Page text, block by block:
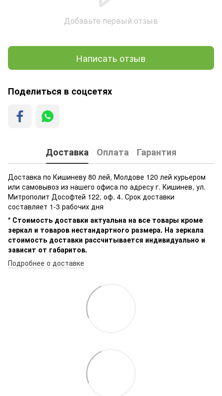
Добавьте первый отзыв
Написать отзыв
Поделиться в соцсетях
Доставка Оплата Гарантия
Доставка по Кишиневу 80 лей, Молдове 120 лей курьером
или самовывоз из нашего офиса по адресу г. Кишинев, ул.
Митрополит Дософтей 122, оф. 4. Срок доставки
составляет 1-3 рабочих дня
* Стоимость доставки актуальна на все товары кроме
зеркал и товаров нестандартного размера. На зеркала
стоимость доставки рассчитывается индивидуально и
зависит от габаритов.
Подробнее о доставке